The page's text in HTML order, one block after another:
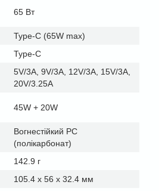
65 Вт
Type-C (65W max)
Type-C
5V/3A, 9V/3A, 12V/3A, 15V/3A,
20V/3.25A
45W + 20W
Вогнестійкий PC
(полікарбонат)
142.9 г
105.4 х 56 х 32.4 мм